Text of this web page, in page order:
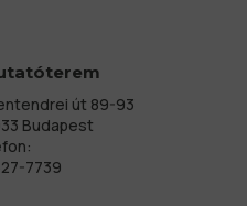
út 89-93
Budapest
7739